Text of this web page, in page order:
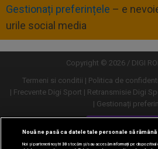
Gestionați preferințele – e
urile social media
Copyright © 2026 / DIGI
Termeni si conditii
Politica de
Frecvente Digi Sport
Retransmisie Digi
Gestionați
Versiune
Nouă ne pasă ca datele tale personale să
Noi și partenerii noștri30stocăm și/sau accesăm informații pe dispozitivul